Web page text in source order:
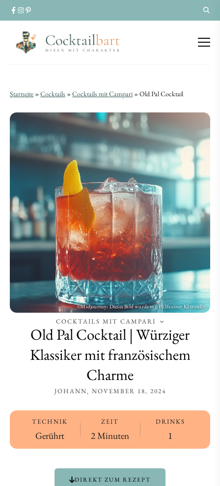
Old
Pal
Cocktail
Würziger
Klassiker
mit
französischem
Charme
Old
Pal
Cocktail
Würziger
Klassiker
mit
französischem
Charme
Startseite »Cocktails »Cocktails mit Campari »Old Pal Cocktail
COCKTAILS MIT CAMPARI
Old Pal Cocktail | Würziger
Klassiker mit französischem
Charme
JOHANN NOVEMBER 18, 2024
TECHNIK
Gerührt
ZEIT
2 Minuten
DRINKS
1
DIREKT ZUM REZEPT